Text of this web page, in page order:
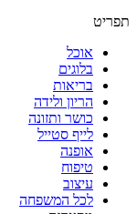
תפריט
אוכל
בלוגים
בריאות
הריון ולידה
כושר ותזונה
לייף סטייל
אופנה
טיפוח
עיצוב
לכל המשפחה